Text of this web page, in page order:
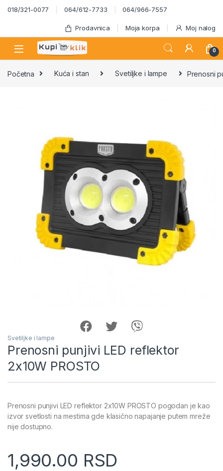
Skip to navigation
Skip to content
018/321-0077 064/612-7733 064/966-7557
Prodavnica Moja korpa Moj nalog
0
Početna Kuća i stan Svetiljke i lampe Prenosni
Svetiljke i lampe
Prenosni punjivi LED reflektor
2x10W PROSTO
Prenosni punjivi LED reflektor 2x10W PROSTO pogodan je kao
izvor svetlosti na mestima gde klasično napajanje putem mreže
nije dostupno.
1,990.00 RSD